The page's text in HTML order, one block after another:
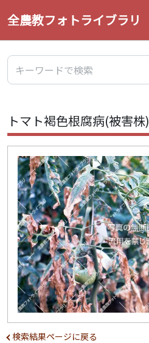
全農教フォトライブラリ
トマト褐色根腐病(被害株)
検索結果ページに戻る